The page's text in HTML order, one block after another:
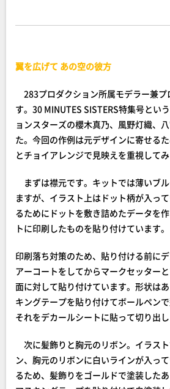
翼を広げて あの空の彼方
283プロダクション所属モデラー兼
す。30 MINUTES SISTERS特集号とい
ョンスターズの櫻木真乃、風野灯織、
た。今回の作例は元デザインに寄せる
とチョイアレンジで見映えを重視してみ
まずは襟元です。キットでは薄いブ
ますが、イラスト上はドット柄が入っ
るためにドットを敷き詰めたデータを
トに印刷したものを貼り付けています。
印刷落ち対策のため、貼り付ける前に
アーコートをしてからマークセッター
面に対して貼り付けています。形状は
キングテープを貼り付けてボールペンで
それをデカールシートに貼って切り出し
次に髪飾りと胸元のリボン。イラス
ン、胸元のリボンに白いラインが入っ
るため、髪飾りをゴールドで塗装した